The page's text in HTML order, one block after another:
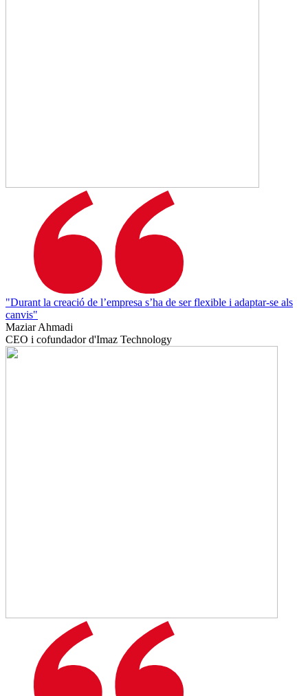
"Durant la creació de l’empresa s’ha de ser flexible i adaptar-se als
canvis"
Maziar Ahmadi
CEO i cofundador d'Imaz Technology